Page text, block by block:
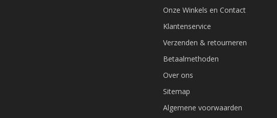
Onze Winkels en Contact
Klantenservice
Verzenden & retourneren
Betaalmethoden
Over ons
Sitemap
Algemene voorwaarden